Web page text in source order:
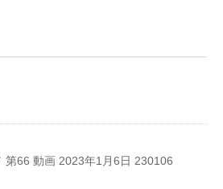
第66 動画 2023年1月6日 230106